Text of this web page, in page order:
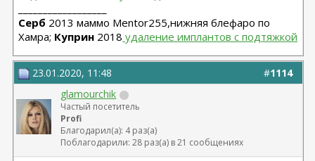
Серб 2013 маммо Mentor255,нижняя блефаро по
Хамра; Куприн 2018 удаление имплантов с подтяжкой
#1114
23.01.2020, 11:48
glamourchik
Частый посетитель
Profi
Благодарил(а): 4 раз(а)
Поблагодарили: 28 раз(а) в 21 сообщениях